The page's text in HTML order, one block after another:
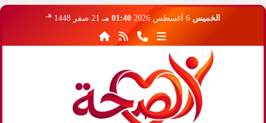
الخميس 01:40 مـ 21 صفر 1448 هـ